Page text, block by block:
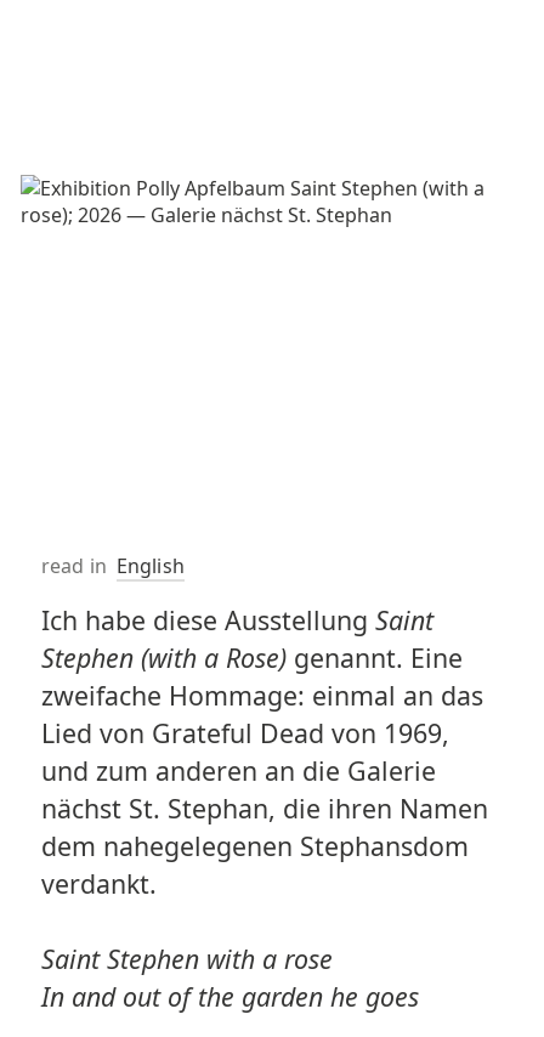
read in English
Ich habe diese Ausstellung Saint
Stephen (with a Rose) genannt. Eine
zweifache Hommage: einmal an das
Lied von Grateful Dead von 1969,
und zum anderen an die Galerie
nächst St. Stephan, die ihren Namen
dem nahegelegenen Stephansdom
verdankt.
Saint Stephen with a rose
In and out of the garden he goes